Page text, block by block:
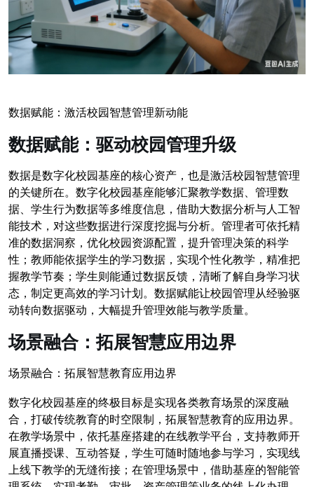
数据赋能：激活校园智慧管理新动能
数据赋能：驱动校园管理升级
数据是数字化校园基座的核心资产，也是激活校园智慧管理
的关键所在。数字化校园基座能够汇聚教学数据、管理数
据、学生行为数据等多维度信息，借助大数据分析与人工智
能技术，对这些数据进行深度挖掘与分析。管理者可依托精
准的数据洞察，优化校园资源配置，提升管理决策的科学
性；教师能依据学生的学习数据，实现个性化教学，精准把
握教学节奏；学生则能通过数据反馈，清晰了解自身学习状
态，制定更高效的学习计划。数据赋能让校园管理从经验驱
动转向数据驱动，大幅提升管理效能与教学质量。
场景融合：拓展智慧应用边界
场景融合：拓展智慧教育应用边界
数字化校园基座的终极目标是实现各类教育场景的深度融
合，打破传统教育的时空限制，拓展智慧教育的应用边界。
在教学场景中，依托基座搭建的在线教学平台，支持教师开
展直播授课、互动答疑，学生可随时随地参与学习，实现线
上线下教学的无缝衔接；在管理场景中，借助基座的智能管